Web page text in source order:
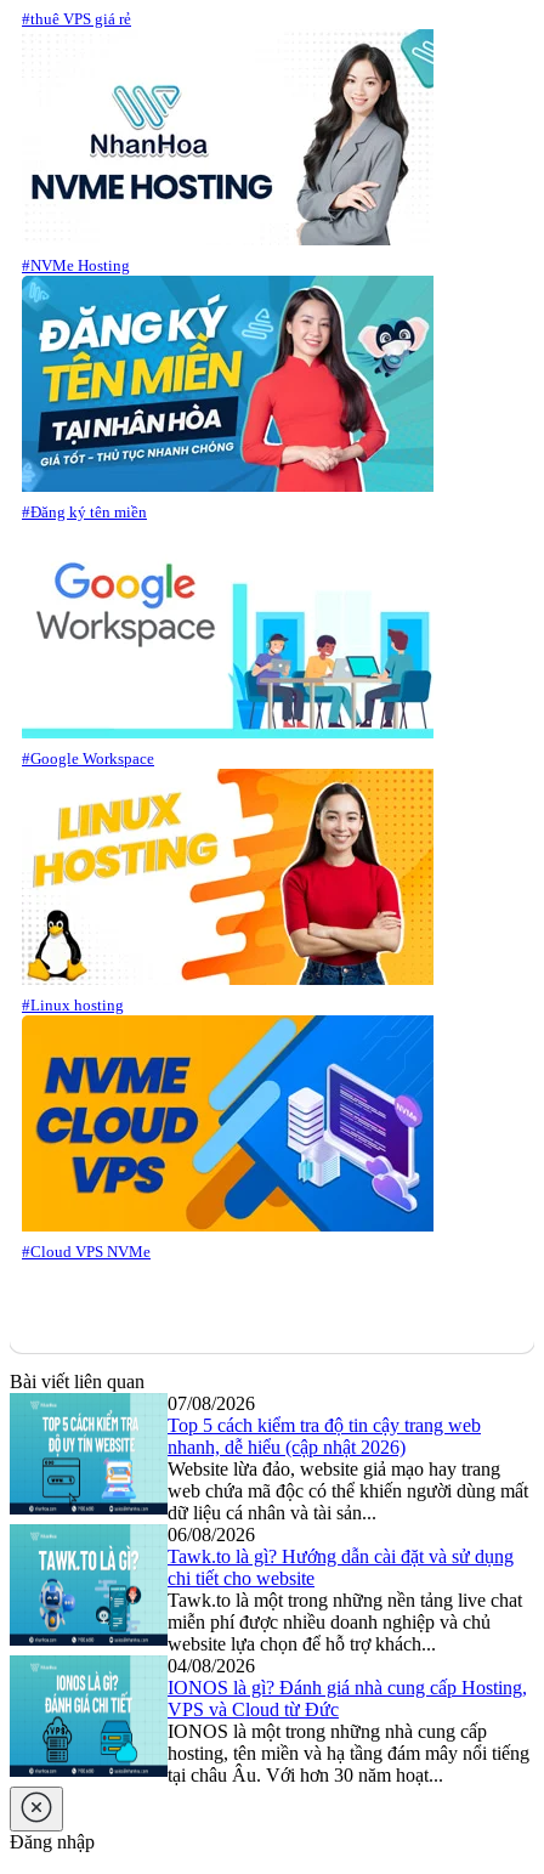
#thuê VPS giá rẻ
#NVMe Hosting
#Đăng ký tên miền
#Google Workspace
#Linux hosting
#Cloud VPS NVMe
Bài viết liên quan
07/08/2026
Top 5 cách kiểm tra độ tin cậy trang web
nhanh, dễ hiểu (cập nhật 2026)
Website lừa đảo, website giả mạo hay trang
web chứa mã độc có thể khiến người dùng mất
dữ liệu cá nhân và tài sản...
06/08/2026
Tawk.to là gì? Hướng dẫn cài đặt và sử dụng
chi tiết cho website
Tawk.to là một trong những nền tảng live chat
miễn phí được nhiều doanh nghiệp và chủ
website lựa chọn để hỗ trợ khách...
04/08/2026
IONOS là gì? Đánh giá nhà cung cấp Hosting,
VPS và Cloud từ Đức
IONOS là một trong những nhà cung cấp
hosting, tên miền và hạ tầng đám mây nổi tiếng
tại châu Âu. Với hơn 30 năm hoạt...
Đăng nhập